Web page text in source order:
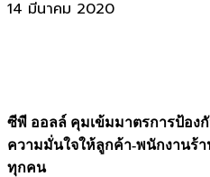
14 มีนาคม 2020
ซีพี ออลล์ คุมเข้มมาตรการป้องกั
ความมั่นใจให้ลูกค้า-พนักงานร้า
ทุกคน